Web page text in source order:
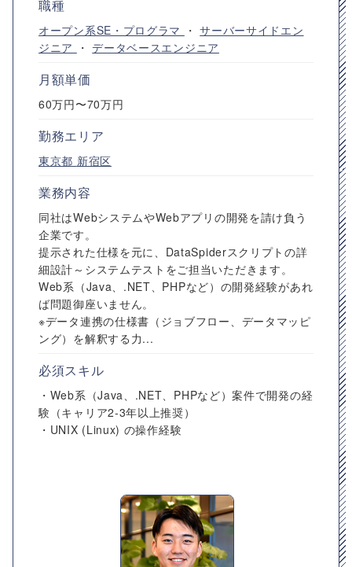
職種
オープン系SE・プログラマ ・サーバーサイドエン
ジニア
・データベースエンジニア
月額単価
60万円〜70万円
勤務エリア
東京都 新宿区
業務内容
同社はWebシステムやWebアプリの開発を請け負う
企業です。
提示された仕様を元に、DataSpiderスクリプトの詳
細設計～システムテストをご担当いただきます。
Web系（Java、.NET、PHPなど）の開発経験があれ
ば問題御座いません。
※データ連携の仕様書（ジョブフロー、データマッピ
ング）を解釈する力...
必須スキル
・Web系（Java、.NET、PHPなど）案件で開発の経
験（キャリア2-3年以上推奨）
・UNIX (Linux) の操作経験